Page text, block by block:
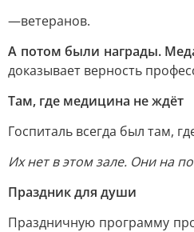
—ветеранов.
А потом были награды.
доказывает верность
Там, где медицина не ждёт
Госпиталь всегда был там,
Их нет в этом зале. Они на
Праздник для души
Праздничную программу